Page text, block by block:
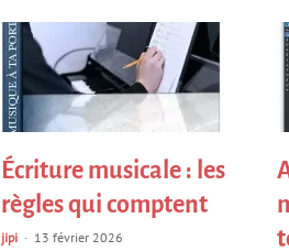
Écriture musicale : les
règles qui comptent
jipi 13 février 2026